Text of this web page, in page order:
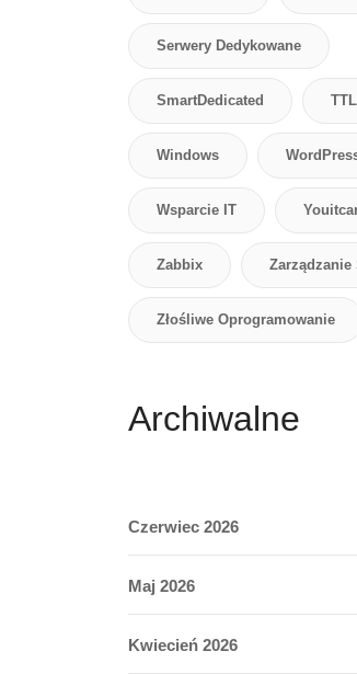
Serwery Dedykowane
SmartDedicated TTL
Windows
Wsparcie IT
Zabbix Zarządzanie
Złośliwe Oprogramowanie
Archiwalne
Czerwiec 2026
Maj 2026
Kwiecień 2026